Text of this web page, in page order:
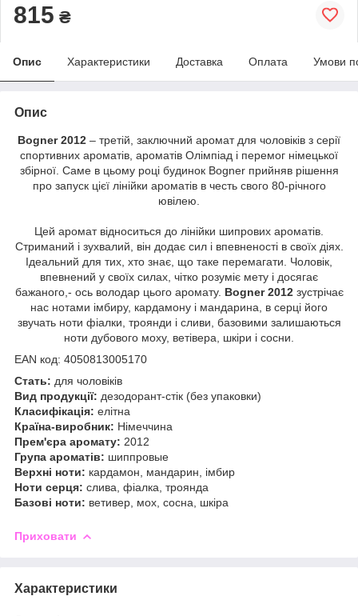
815 ₴
Опис Характеристики Доставка Оплата Умови
Опис
Bogner 2012 – третій, заключний аромат для чоловіків з серії
спортивних ароматів, ароматів Олімпіад і перемог німецької
збірної. Саме в цьому році будинок Bogner прийняв рішення
про запуск цієї лінійки ароматів в честь свого 80-річного
ювілею.
Цей аромат відноситься до лінійки шипрових ароматів.
Стриманий і зухвалий, він додає сил і впевненості в своїх діях.
Ідеальний для тих, хто знає, що таке перемагати. Чоловік,
впевнений у своїх силах, чітко розуміє мету і досягає
бажаного,- ось володар цього аромату. Bogner 2012зустрічає
нас нотами імбиру, кардамону і мандарина, в серці його
звучать ноти фіалки, троянди і сливи, базовими залишаються
ноти дубового моху, ветівера, шкіри і сосни.
EAN код: 4050813005170
Стать: для чоловіків
Вид продукції: дезодорант-стік (без упаковки)
Класифікація: елітна
Країна-виробник: Німеччина
Прем'єра аромату: 2012
Група ароматів: шиппровые
Верхні ноти: кардамон, мандарин, імбир
Ноти серця: слива, фіалка, троянда
Базові ноти: ветивер, мох, сосна, шкіра
Приховати
Характеристики